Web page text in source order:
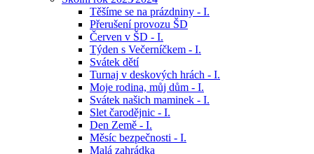
Těšíme se na prázdniny - I.
Přerušení provozu ŠD
Červen v ŠD - I.
Týden s Večerníčkem - I.
Svátek dětí
Turnaj v deskových hrách - I.
Moje rodina, můj dům - I.
Svátek našich maminek - I.
Slet čarodějnic - I.
Den Země - I.
Měsíc bezpečnosti - I.
Malá zahrádka